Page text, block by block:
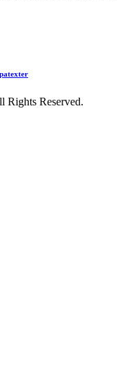
Rights Reserved.